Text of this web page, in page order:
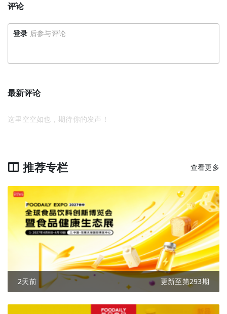
评论
登录 后参与评论
最新评论
这里空空如也，期待你的发声！
推荐专栏 查看更多
2天前 更新至第293期